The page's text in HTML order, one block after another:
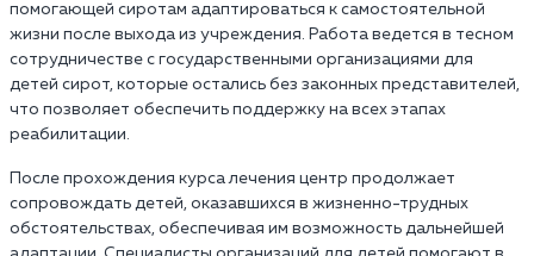
помогающей сиротам адаптироваться к самостоятельной
жизни после выхода из учреждения. Работа ведется в тесном
сотрудничестве с государственными организациями для
детей сирот, которые остались без законных представителей,
что позволяет обеспечить поддержку на всех этапах
реабилитации.
После прохождения курса лечения центр продолжает
сопровождать детей, оказавшихся в жизненно-трудных
обстоятельствах, обеспечивая им возможность дальнейшей